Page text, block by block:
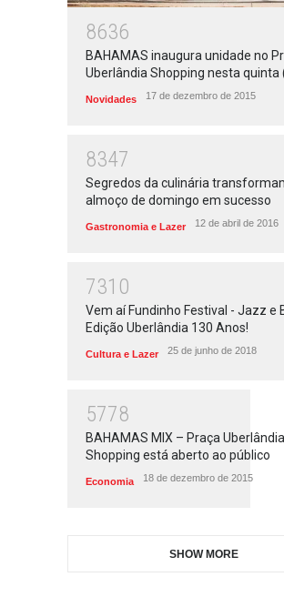
8636
BAHAMAS inaugura unidade no
Uberlândia Shopping nesta quinta
Novidades 17 de dezembro de 2015
8347
Segredos da culinária
almoço de domingo em sucesso
Gastronomia e Lazer 12 de abril de 2016
7310
Vem aí Fundinho Festival - Jazz e
Edição Uberlândia 130 Anos!
Cultura e Lazer 25 de junho de 2018
5778
BAHAMAS MIX – Praça Uberlândia
Shopping está aberto ao público
Economia 18 de dezembro de 2015
SHOW MORE